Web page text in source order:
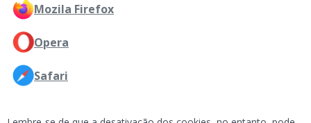
Mozila Firefox
Opera
Safari